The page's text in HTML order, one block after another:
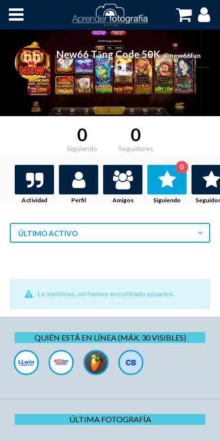
Cursos OnLine
New66 Tặng Code 50K,@new66fun
0
Siguiendo
0
Seguidores
Actividad Perfil Amigos Siguiendo
0
ÚLTIMO ACTIVO
Lo sentimos, no hemos encontrado usuarios.
QUIÉN ESTÁ EN LÍNEA (MÁX. 30 VISIBLES)
ÚLTIMA FOTOGRAFÍA